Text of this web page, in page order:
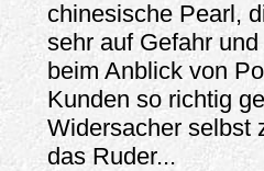
chinesische Pearl,
sehr auf Gefahr
beim Anblick von
Kunden so richtig
Widersacher selbst
das Ruder...